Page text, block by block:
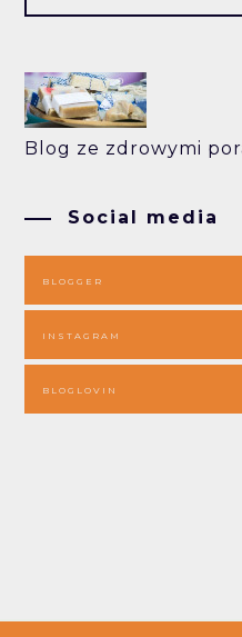
Blog ze zdrowymi
Social media
BLOGGER
INSTAGRAM
BLOGLOVIN